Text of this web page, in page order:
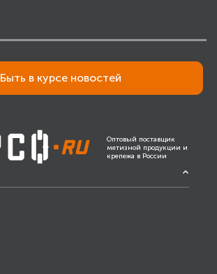
Быть в курсе новостей
Оптовый поставщик
метизной продукции и
крепежа в России